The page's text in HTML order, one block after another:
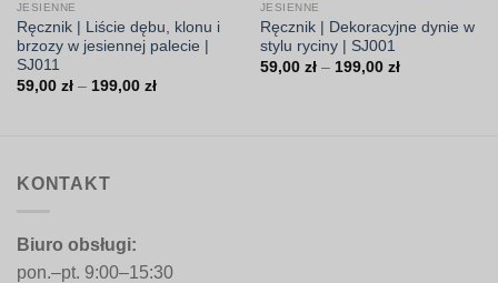
JESIENNE
Ręcznik | Liście dębu, klonu i
brzozy w jesiennej palecie |
SJ011
59,00 zł – 199,00 złZakres
JESIENNE
Ręcznik | Dekoracyjne dynie w
stylu ryciny | SJ001
59,00 zł – 199,00 złZakres
KONTAKT
Biuro obsługi:
pon.–pt. 9:00–15:30